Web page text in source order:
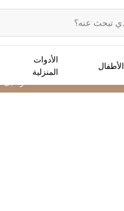
الأطفال
الأدوات
المنزلية